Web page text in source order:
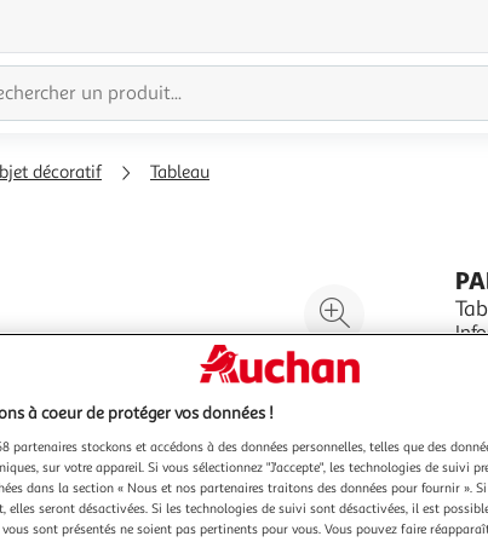
décoratif Tableau
Agrandir
à
Réduire
à
100
%
Partager
le
produit
à coeur de protéger vos données !
partenaires stockons et accédons à des données personnelles, telles que des
sur votre appareil. Si vous sélectionnez "J'accepte", les technologies de suivi
dans la section « Nous et nos partenaires traitons des données pour fournir ».
elles seront désactivées. Si les technologies de suivi sont désactivées, il est
sont présentés ne soient pas pertinents pour vous. Vous pouvez faire